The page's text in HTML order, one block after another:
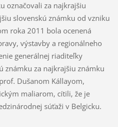
označovali za najkrajšiu
slovenskú známku od vzniku
roka 2011 bola ocenená
výstavby a regionálneho
generálnej riaditeľky
známku za najkrajšiu známku
Dušanom Kállayom,
maliarom, cítili, že je
súťaži v Belgicku.